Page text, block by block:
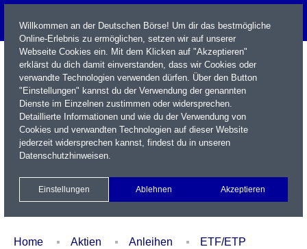
Name / WKN / ISIN / Kürzel
Xetra Realtime
Watchlist Portfolio Login
Home Aktien Anleihen
ETF/ETP
Willkommen an der Deutschen Börse! Um dir das bestmögliche
Online-Erlebnis zu ermöglichen, setzen wir auf unserer
Webseite Cookies ein. Mit dem Klicken auf "Akzeptieren"
erklärst du dich damit einverstanden, dass wir Cookies oder
verwandte Technologien verwenden dürfen. Über den Button
"Einstellungen" kannst du der Verwendung der genannten
Dienste im Einzelnen zustimmen oder widersprechen.
Detaillierte Informationen und wie du der Verwendung von
Cookies und verwandten Technologien auf dieser Website
jederzeit widersprechen kannst, findest du in unseren
Datenschutzhinweisen.
Einstellungen Ablehnen Akzeptieren